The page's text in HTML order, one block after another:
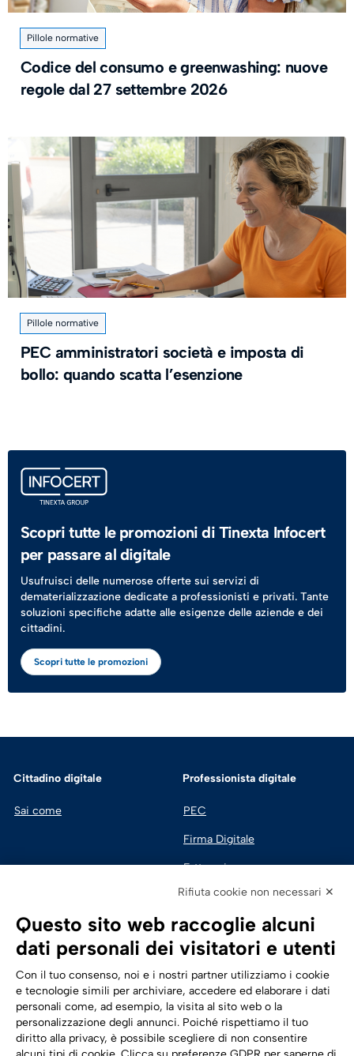
Pillole normative
Codice del consumo e greenwashing: nuove
regole dal 27 settembre 2026
Pillole normative
PEC amministratori società e imposta di
bollo: quando scatta l’esenzione
Scopri tutte le promozioni di Tinexta Infocert
per passare al digitale
Usufruisci delle numerose offerte sui servizi di
dematerializzazione dedicate a professionisti e privati. Tante
soluzioni specifiche adatte alle esigenze delle aziende e dei
cittadini.
Scopri tutte le promozioni
Cittadino digitale
Sai come
Professionista digitale
PEC
Firma Digitale
Fatturazione
Sicurezza Digitale
Cloud
Trasformazione digitale
Energia
Seguici su:
Rifiuta cookie non necessari ✕
Questo sito web raccoglie alcuni
dati personali dei visitatori e utenti
Con il tuo consenso, noi e i nostri partner utilizziamo i cookie
e tecnologie simili per archiviare, accedere ed elaborare i dati
personali come, ad esempio, la visita al sito web o la
personalizzazione degli annunci. Poiché rispettiamo il tuo
diritto alla privacy, è possibile scegliere di non consentire